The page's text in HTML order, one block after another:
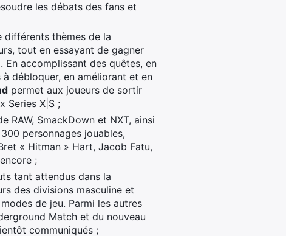
les débats des fans et
différents thèmes de la
tout en essayant de gagner
En accomplissant des quêtes, en
débloquer, en améliorant et en
permet aux joueurs de sortir
Series X|S ;
RAW, SmackDown et NXT, ainsi
personnages jouables,
« Hitman » Hart, Jacob Fatu,
;
tant attendus dans la
des divisions masculine et
de jeu. Parmi les autres
Match et du nouveau
communiqués ;